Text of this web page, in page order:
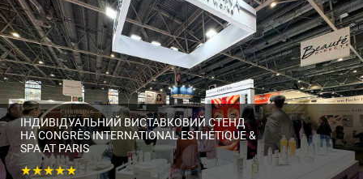
ІНДИВІДУАЛЬНИЙ ВИСТАВКОВИЙ СТЕНД
НА CONGRÈS INTERNATIONAL ESTHÉTIQUE &
SPA AT PARIS
★★★★★